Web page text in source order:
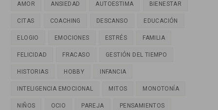
AMOR ANSIEDAD AUTOESTIMA BIENESTAR
CITAS COACHING DESCANSO EDUCACIÓN
ELOGIO EMOCIONES ESTRÉS FAMILIA
FELICIDAD FRACASO GESTIÓN DEL TIEMPO
HISTORIAS HOBBY INFANCIA
INTELIGENCIA EMOCIONAL MITOS MONOTONÍA
NIÑOS OCIO PAREJA PENSAMIENTOS